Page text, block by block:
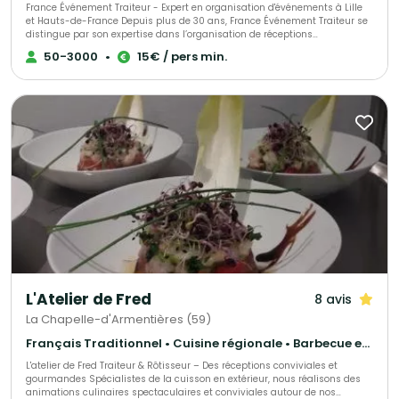
France Événement Traiteur - Expert en organisation d'événements à Lille
et Hauts-de-France Depuis plus de 30 ans, France Événement Traiteur se
distingue par son expertise dans l’organisation de réceptions
professionnelles et privées à Lille et dans toute la région des Hauts-de-
France. Spécialisé dans l'accompagnement des entreprises et des
sublimer vos séminaires, conférences, soirées d’entreprise et toutes vos
occasions spéciales.
50-3000 • 15€ / pers min.
L'Atelier de Fred 8 avis
La Chapelle-d'Armentières (59)
Français Traditionnel • Cuisine régionale • Barbecue et grillades
L'atelier de Fred Traiteur & Rôtisseur – Des réceptions conviviales et
gourmandes Spécialistes de la cuisson en extérieur, nous réalisons des
animations culinaires spectaculaires et conviviales autour de nos